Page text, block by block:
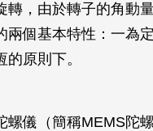
轉，由於轉子的角動
兩個基本特性：一為
原則下。
儀（簡稱MEMS陀